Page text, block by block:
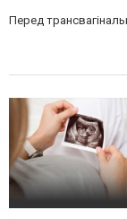
Перед